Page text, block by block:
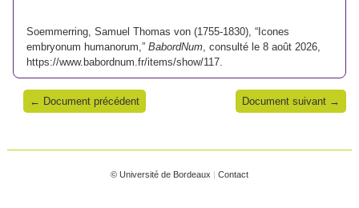
Soemmerring, Samuel Thomas von (1755-1830), “Icones
embryonum humanorum,” BabordNum , consulté le 8 août 2026,
https://www.babordnum.fr/items/show/117
← Document précédent Document suivant →
© Université de Bordeaux | Contact